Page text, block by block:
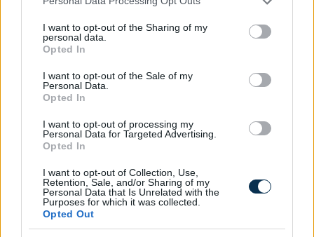
not limited to your visit or usage behaviour. You may click to
grant or deny consent to Google and its third-party tags to
use your data for below specified purposes in below Google
consent section.
I want to opt-out of the Sharing of my
personal data.
Opted In
I want to opt-out of the Sale of my
Personal Data.
Opted In
I want to opt-out of processing my
Personal Data for Targeted Advertising.
Opted In
I want to opt-out of Collection, Use,
Retention, Sale, and/or Sharing of my
Personal Data that Is Unrelated with the
Purposes for which it was collected.
Opted Out
energiafelhasználását
2026.08.06. 13:32